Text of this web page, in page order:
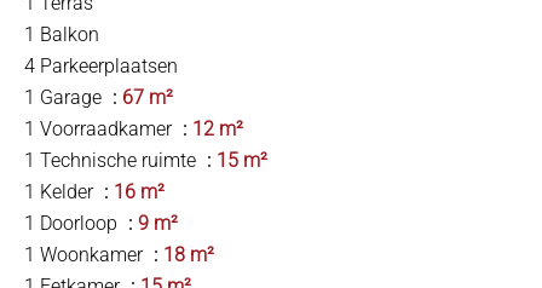
1 Balkon
4 Parkeerplaatsen
1 Garage
67 m²
1 Voorraadkamer
12 m²
1 Technische ruimte
15 m²
1 Kelder
16 m²
1 Doorloop
9 m²
1 Woonkamer
18 m²